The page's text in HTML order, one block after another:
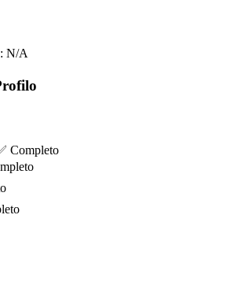
N/A
Completo